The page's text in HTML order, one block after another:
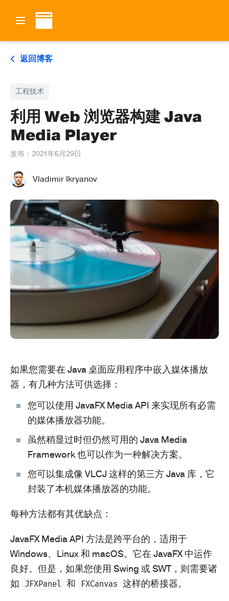
返回博客
工程技术
利用 Web 浏览器构建 Java
Media Player
发布： 2021年6月29日
Vladimir Ikryanov
如果您需要在 Java 桌面应用程序中嵌入媒体播放
器，有几种方法可供选择：
您可以使用 JavaFX Media API 来实现所有必需
的媒体播放器功能。
虽然稍显过时但仍然可用的 Java Media
Framework 也可以作为一种解决方案。
您可以集成像 VLCJ 这样的第三方 Java 库，它
封装了本机媒体播放器的功能。
每种方法都有其优缺点：
JavaFX Media API 方法是跨平台的，适用于
Windows、Linux 和 macOS。它在 JavaFX 中运作
良好。但是，如果您使用 Swing 或 SWT，则需要诸
如
JFXPanel 和 FXCanvas 这样的桥接器。